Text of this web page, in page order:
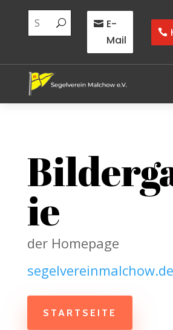
E-
Mail
ie
der Homepage
segelvereinmalchow.de
STARTSEITE